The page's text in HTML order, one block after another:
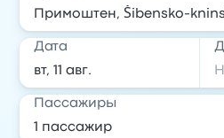
Дата
Пассажиры